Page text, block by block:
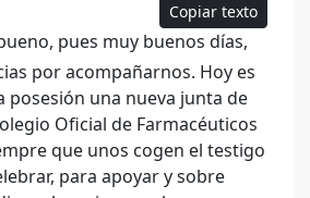
Copiar texto
pues muy buenos días,
por acompañarnos. Hoy es
posesión una nueva junta de
Oficial de Farmacéuticos
que unos cogen el testigo
para apoyar y sobre